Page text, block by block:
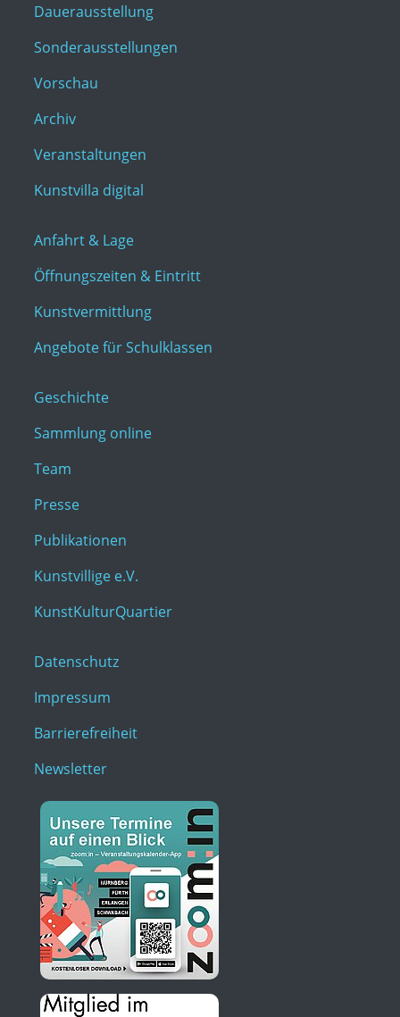
Dauerausstellung
Sonderausstellungen
Vorschau
Archiv
Veranstaltungen
Kunstvilla digital
Anfahrt & Lage
Öffnungszeiten & Eintritt
Kunstvermittlung
Angebote für Schulklassen
Geschichte
Sammlung online
Team
Presse
Publikationen
Kunstvillige e.V.
KunstKulturQuartier
Datenschutz
Impressum
Barrierefreiheit
Newsletter